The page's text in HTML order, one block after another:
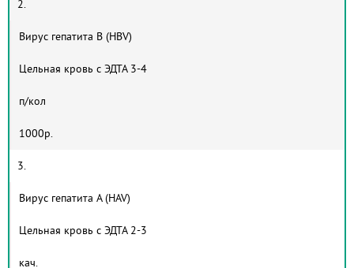
2.
Вирус гепатита B (HBV)
Цельная кровь с ЭДТА 3-4
п/кол
1000р.
3.
Вирус гепатита А (HAV)
Цельная кровь с ЭДТА 2-3
кач.